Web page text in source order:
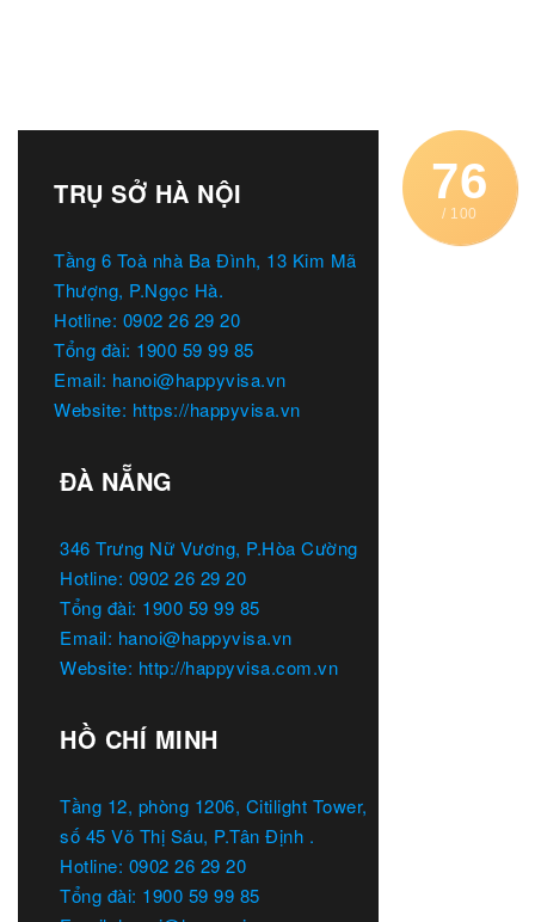
76
/ 100
TRỤ SỞ HÀ NỘI
Tầng 6 Toà nhà Ba Đình, 13 Kim Mã
Thượng, P.Ngọc Hà.
Hotline: 0902 26 29 20
Tổng đài: 1900 59 99 85
Email: hanoi@happyvisa.vn
Website: https://happyvisa.vn
ĐÀ NẴNG
346 Trưng Nữ Vương, P.Hòa Cường
Hotline: 0902 26 29 20
Tổng đài: 1900 59 99 85
Email: hanoi@happyvisa.vn
Website: http://happyvisa.com.vn
HỒ CHÍ MINH
Tầng 12, phòng 1206, Citilight Tower,
số 45 Võ Thị Sáu, P.Tân Định .
Hotline: 0902 26 29 20
Tổng đài: 1900 59 99 85